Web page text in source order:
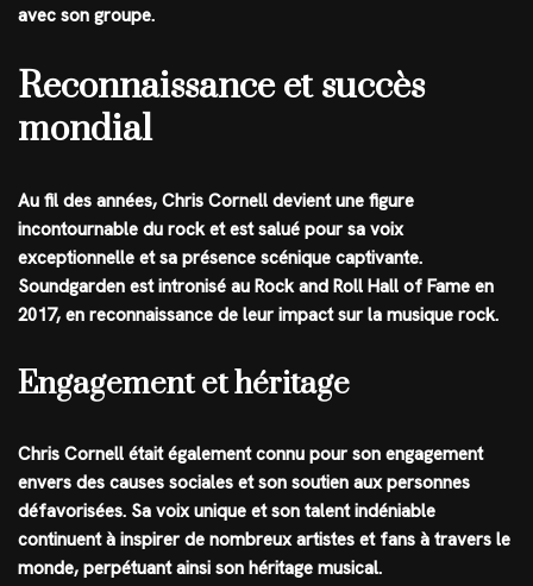
avec son groupe.
Reconnaissance et succès
mondial
Au fil des années, Chris Cornell devient une figure
incontournable du rock et est salué pour sa voix
exceptionnelle et sa présence scénique captivante.
Soundgarden est intronisé au Rock and Roll Hall of Fame en
2017, en reconnaissance de leur impact sur la musique rock.
Engagement et héritage
Chris Cornell était également connu pour son engagement
envers des causes sociales et son soutien aux personnes
défavorisées. Sa voix unique et son talent indéniable
continuent à inspirer de nombreux artistes et fans à travers le
monde, perpétuant ainsi son héritage musical.